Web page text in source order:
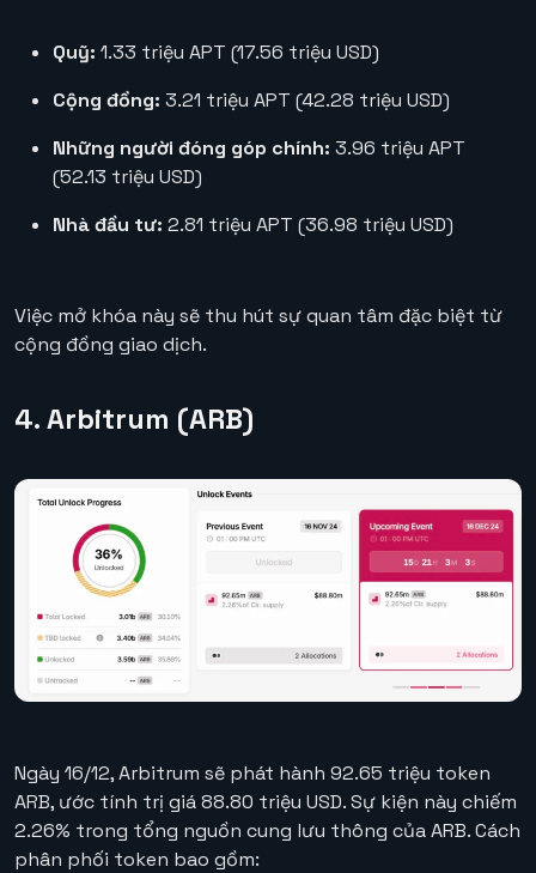
Quỹ: 1.33 triệu APT (17.56 triệu USD)
Cộng đồng: 3.21 triệu APT (42.28 triệu USD)
Những người đóng góp chính: 3.96 triệu APT
(52.13 triệu USD)
Nhà đầu tư: 2.81 triệu APT (36.98 triệu USD)
Việc mở khóa này sẽ thu hút sự quan tâm đặc biệt từ
cộng đồng giao dịch.
4. Arbitrum (ARB)
Ngày 16/12, Arbitrum sẽ phát hành 92.65 triệu token
ARB, ước tính trị giá 88.80 triệu USD. Sự kiện này chiếm
2.26% trong tổng nguồn cung lưu thông của ARB. Cách
phân phối token bao gồm: